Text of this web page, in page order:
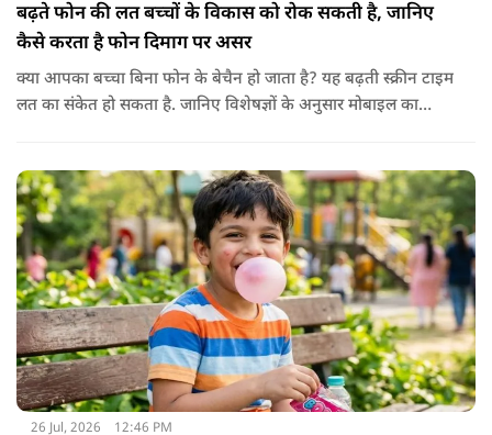
बढ़ते फोन की लत बच्चों के विकास को रोक सकती है, जानिए
कैसे करता है फोन दिमाग पर असर
क्या आपका बच्चा बिना फोन के बेचैन हो जाता है? यह बढ़ती स्क्रीन टाइम
लत का संकेत हो सकता है. जानिए विशेषज्ञों के अनुसार मोबाइल का
26 Jul, 2026 12:46 PM